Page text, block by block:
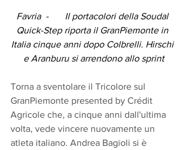
Favria  -       Il portacolori della Soudal
Quick-Step riporta il GranPiemonte in
Italia cinque anni dopo Colbrelli. Hirschi
e Aranburu si arrendono allo sprint
Torna a sventolare il Tricolore sul
GranPiemonte presented by Crédit
Agricole che, a cinque anni dall'ultima
volta, vede vincere nuovamente un
atleta italiano. Andrea Bagioli si è